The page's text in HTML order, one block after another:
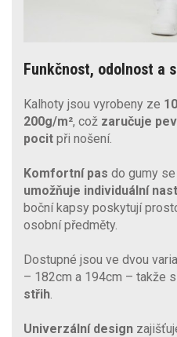
Funkčnost, odolnost a
Kalhoty jsou vyrobeny ze
200g/m², což zaručuje
pocit při nošení.
Komfortní pas do gumy
umožňuje individuální
boční kapsy poskytují
osobní předměty.
Dostupné jsou ve dvou
– 182cm a 194cm – takže
střih.
Univerzální design